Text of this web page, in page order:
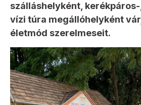
szálláshelyként,
vízi túra megállóhelyként
életmód szerelmeseit.